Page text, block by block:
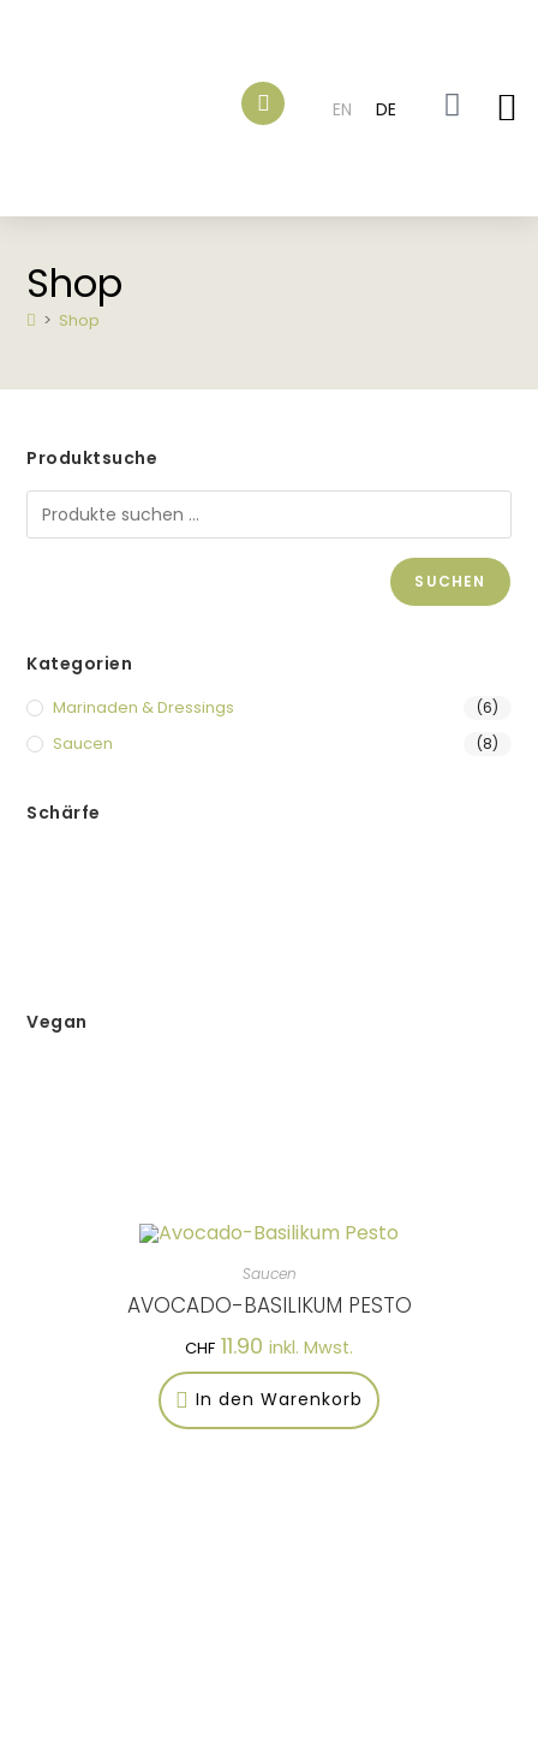
EN DE
Shop
> Shop
Produktsuche
SUCHEN
Kategorien
Marinaden & Dressings (6)
Saucen (8)
Schärfe
Vegan
Saucen
AVOCADO-BASILIKUM PESTO
CHF 11.90 inkl. Mwst.
In den Warenkorb